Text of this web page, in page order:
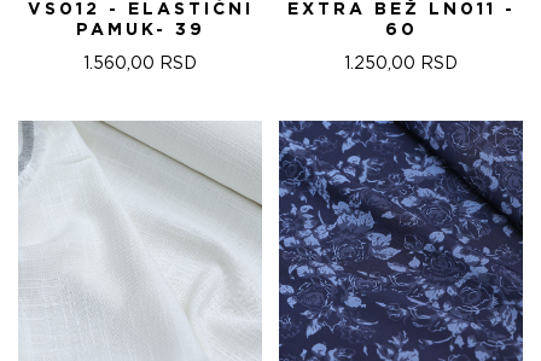
VS012 - ELASTIČNI
PAMUK- 39
1.560,00 RSD
EXTRA BEŽ LN011 -
60
1.250,00 RSD